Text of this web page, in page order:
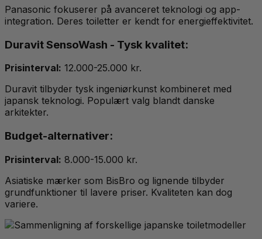
Panasonic fokuserer på avanceret teknologi og app-
integration. Deres toiletter er kendt for energieffektivitet.
Duravit SensoWash - Tysk kvalitet:
Prisinterval: 12.000-25.000 kr.
Duravit tilbyder tysk ingeniørkunst kombineret med
japansk teknologi. Populært valg blandt danske
arkitekter.
Budget-alternativer:
Prisinterval: 8.000-15.000 kr.
Asiatiske mærker som BisBro og lignende tilbyder
grundfunktioner til lavere priser. Kvaliteten kan dog
variere.